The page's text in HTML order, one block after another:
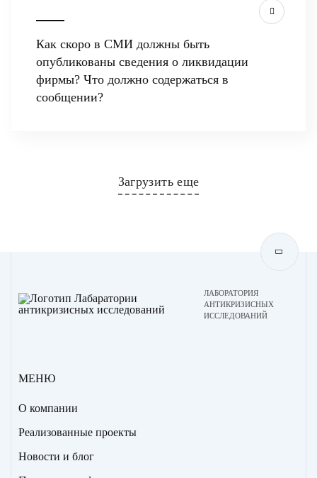
Как скоро в СМИ должны быть
опубликованы сведения о ликвидации
фирмы? Что должно содержаться в
сообщении?
Загрузить еще
ЛАБОРАТОРИЯ
АНТИКРИЗИСНЫХ
ИССЛЕДОВАНИЙ
МЕНЮ
О компании
Реализованные проекты
Новости и блог